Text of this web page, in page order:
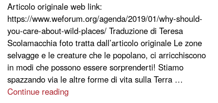
Articolo originale web link:
https://www.weforum.org/agenda/2019/01/why-should-
you-care-about-wild-places/ Traduzione di Teresa
Scolamacchia foto tratta dall’articolo originale Le zone
selvagge e le creature che le popolano, ci arricchiscono
in modi che possono essere sorprenderti! Stiamo
spazzando via le altre forme di vita sulla Terra …
Continue reading